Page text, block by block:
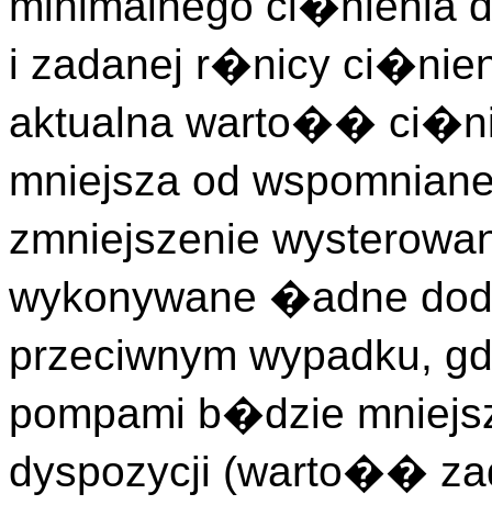
i zadanej r�nicy
aktualna warto��
mniejsza od
zmniejszenie
wykonywane �adne
przeciwnym wypadku,
pompami b�dzie
dyspozycji (warto��